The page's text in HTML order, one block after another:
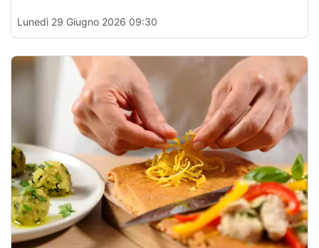
Lunedì 29 Giugno 2026 09:30